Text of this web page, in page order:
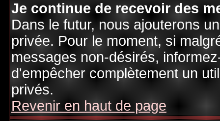
Je continue de recevoir des
Dans le futur, nous ajouterons
privée. Pour le moment, si
messages non-désirés,
d'empêcher complètement un
privés.
Revenir en haut de page